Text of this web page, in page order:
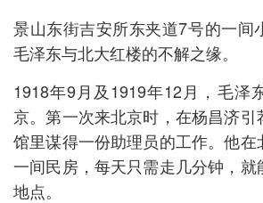
景山东街吉安所东夹道7号的一间
毛泽东与北大红楼的不解之缘。
1918年9月及1919年12月，毛泽
京。第一次来北京时，在杨昌济引
馆里谋得一份助理员的工作。他在
一间民房，每天只需走几分钟，
地点。